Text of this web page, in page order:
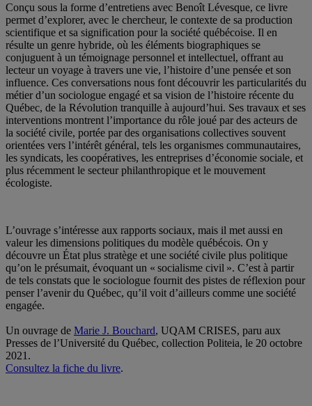
Conçu sous la forme d’entretiens avec Benoît Lévesque, ce livre
permet d’explorer, avec le chercheur, le contexte de sa production
scientifique et sa signification pour la société québécoise. Il en
résulte un genre hybride, où les éléments biographiques se
conjuguent à un témoignage personnel et intellectuel, offrant au
lecteur un voyage à travers une vie, l’histoire d’une pensée et son
influence. Ces conversations nous font découvrir les particularités du
métier d’un sociologue engagé et sa vision de l’histoire récente du
Québec, de la Révolution tranquille à aujourd’hui. Ses travaux et ses
interventions montrent l’importance du rôle joué par des acteurs de
la société civile, portée par des organisations collectives souvent
orientées vers l’intérêt général, tels les organismes communautaires,
les syndicats, les coopératives, les entreprises d’économie sociale, et
plus récemment le secteur philanthropique et le mouvement
écologiste.
L’ouvrage s’intéresse aux rapports sociaux, mais il met aussi en
valeur les dimensions politiques du modèle québécois. On y
découvre un État plus stratège et une société civile plus politique
qu’on le présumait, évoquant un « socialisme civil ». C’est à partir
de tels constats que le sociologue fournit des pistes de réflexion pour
penser l’avenir du Québec, qu’il voit d’ailleurs comme une société
engagée.
Un ouvrage de Marie J. Bouchard, UQAM CRISES, paru aux
Presses de l’Université du Québec, collection Politeia, le 20 octobre
2021.
Consultez la fiche du livre.